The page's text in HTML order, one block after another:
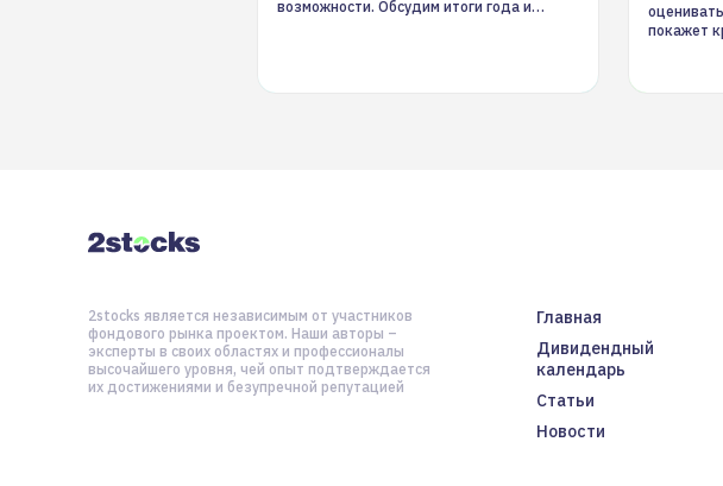
возможности. Обсудим итоги года и
покажет
Главная
Дивидендный
календарь
Статьи
Новости
2stocks является независимым от участников
фондового рынка проектом. Наши авторы –
эксперты в своих областях и профессионалы
высочайшего уровня, чей опыт подтверждается
их достижениями и безупречной репутацией